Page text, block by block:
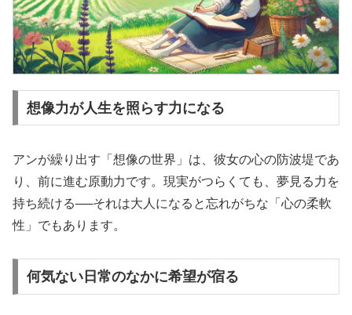
想像力が人生を照らす力になる
アンが繰り出す「想像の世界」は、彼女の心の防波堤であ
り、前に進む原動力です。現実がつらくても、夢見る力を
持ち続ける──それは大人になると忘れがちな「心の柔軟
性」でもあります。
何気ない日常のなかに希望が宿る